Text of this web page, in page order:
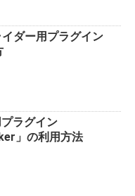
ダー用プラグイン
ラグイン
」の利用方法